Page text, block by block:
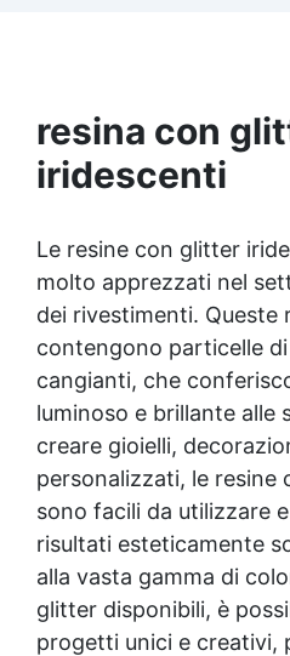
resina con
iridescenti
Le resine con glitter
molto apprezzati nel
dei rivestimenti. Queste
contengono particelle
cangianti, che
luminoso e brillante alle
creare gioielli,
personalizzati, le
sono facili da utilizzare
risultati esteticamente
alla vasta gamma di
glitter disponibili, è
progetti unici e creativi,